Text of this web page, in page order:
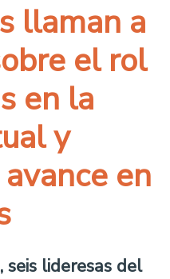
llaman a
el rol
en la
y
en
seis lideresas del